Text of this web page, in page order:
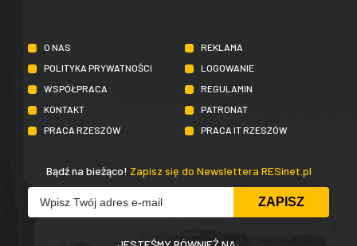
O NAS
REKLAMA
POLITYKA PRYWATNOŚCI
LOGOWANIE
WSPÓŁPRACA
REGULAMIN
KONTAKT
PATRONAT
PRACA RZESZÓW
PRACA IT RZESZÓW
Bądź na bieżąco! Zapisz się do Newslettera RESinet.pl